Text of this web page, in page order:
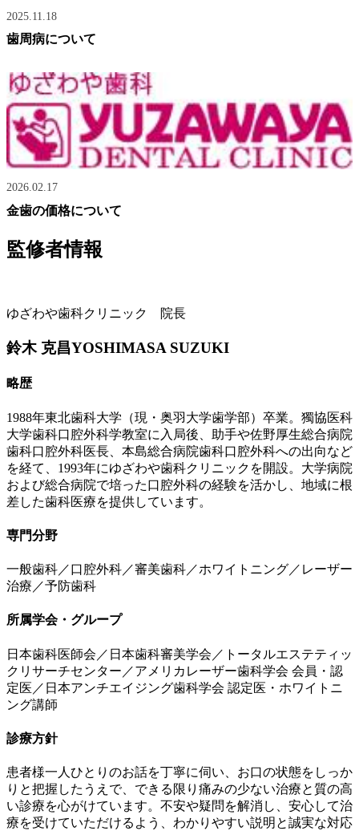
2025.11.18
歯周病について
2026.02.17
金歯の価格について
監修者情報
ゆざわや歯科クリニック 院長
鈴木 克昌YOSHIMASA SUZUKI
略歴
1988年東北歯科大学（現・奥羽大学歯学部）卒業。獨協医科
大学歯科口腔外科学教室に入局後、助手や佐野厚生総合病院
歯科口腔外科医長、本島総合病院歯科口腔外科への出向など
を経て、1993年にゆざわや歯科クリニックを開設。大学病院
および総合病院で培った口腔外科の経験を活かし、地域に根
差した歯科医療を提供しています。
専門分野
一般歯科／口腔外科／審美歯科／ホワイトニング／レーザー
治療／予防歯科
所属学会・グループ
日本歯科医師会／日本歯科審美学会／トータルエステティッ
クリサーチセンター／アメリカレーザー歯科学会 会員・認
定医／日本アンチエイジング歯科学会 認定医・ホワイトニ
ング講師
診療方針
患者様一人ひとりのお話を丁寧に伺い、お口の状態をしっか
りと把握したうえで、できる限り痛みの少ない治療と質の高
い診療を心がけています。不安や疑問を解消し、安心して治
療を受けていただけるよう、わかりやすい説明と誠実な対応